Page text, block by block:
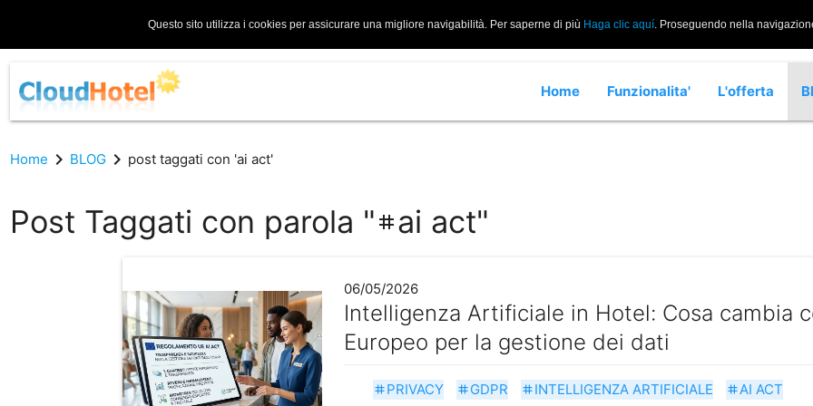
Questo sito utilizza i cookies per assicurare una migliore navigabilità. Per saperne di più Haga clic aquí. Proseguendo nella
Home Funzionalita' L'offerta
Home chevron_right BLOG chevron_right post taggati con 'ai act'
Post Taggati con parola " tag ai act"
06/05/2026
Intelligenza Artificiale in Hotel: Cosa cambia
Europeo per la gestione dei dati
tagAI ACT
tag INTELLIGENZA ARTIFICIALE
tag GDPR
tag PRIVACY